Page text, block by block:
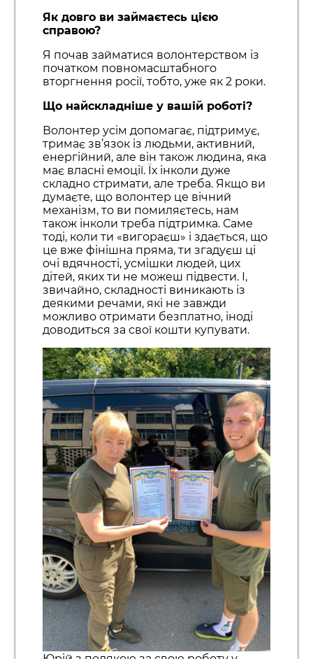
Як довго ви займаєтесь цією
справою?
Я почав займатися волонтерством із
початком повномасштабного
вторгнення росії, тобто, уже як 2 роки.
Що найскладніше у вашій роботі?
Волонтер усім допомагає, підтримує,
тримає зв’язок із людьми, активний,
енергійний, але він також людина, яка
має власні емоції. Їх інколи дуже
складно стримати, але треба. Якщо ви
думаєте, що волонтер це вічний
механізм, то ви помиляєтесь, нам
також інколи треба підтримка. Саме
тоді, коли ти «вигораєш» і здається, що
це вже фінішна пряма, ти згадуєш ці
очі вдячності, усмішки людей, цих
дітей, яких ти не можеш підвести. І,
звичайно, складності виникають із
деякими речами, які не завжди
можливо отримати безплатно, іноді
доводиться за свої кошти купувати.